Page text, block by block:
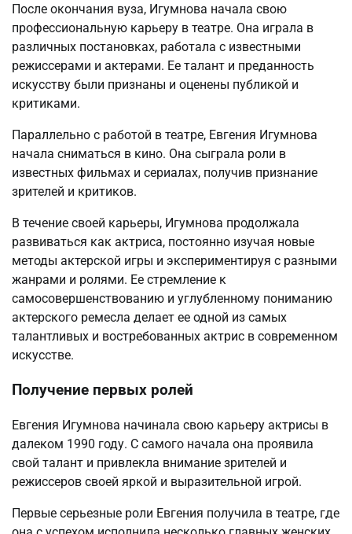
После окончания вуза, Игумнова начала свою
профессиональную карьеру в театре. Она играла в
различных постановках, работала с известными
режиссерами и актерами. Ее талант и преданность
искусству были признаны и оценены публикой и
критиками.
Параллельно с работой в театре, Евгения Игумнова
начала сниматься в кино. Она сыграла роли в
известных фильмах и сериалах, получив признание
зрителей и критиков.
В течение своей карьеры, Игумнова продолжала
развиваться как актриса, постоянно изучая новые
методы актерской игры и экспериментируя с разными
жанрами и ролями. Ее стремление к
самосовершенствованию и углубленному пониманию
актерского ремесла делает ее одной из самых
талантливых и востребованных актрис в современном
искусстве.
Получение первых ролей
Евгения Игумнова начинала свою карьеру актрисы в
далеком 1990 году. С самого начала она проявила
свой талант и привлекла внимание зрителей и
режиссеров своей яркой и выразительной игрой.
Первые серьезные роли Евгения получила в театре, где